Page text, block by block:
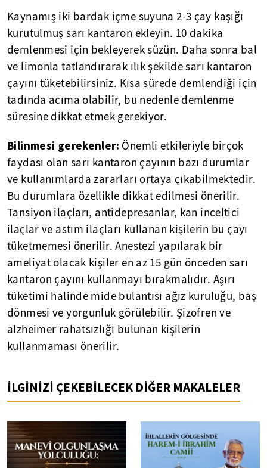
Kaynamış iki bardak içme suyuna 2-3 çay kaşığı
kurutulmuş sarı kantaron ekleyin. 10 dakika
demlenmesi için bekleyerek süzün. Daha sonra bal
ve limonla tatlandırarak ılık şekilde sarı kantaron
çayını tüketebilirsiniz. Kısa sürede demlendiği için
tadında acıma olabilir, bu nedenle demlenme
süresine dikkat etmek gerekiyor.
Bilinmesi gerekenler: Önemli etkileriyle birçok
faydası olan sarı kantaron çayının bazı durumlar
ve kullanımlarda zararları ortaya çıkabilmektedir.
Bu durumlara özellikle dikkat edilmesi önerilir.
Tansiyon ilaçları, antidepresanlar, kan inceltici
ilaçlar ve astım ilaçları kullanan kişilerin bu çayı
tüketmemesi önerilir. Anestezi yapılarak bir
ameliyat olacak kişiler en az 15 gün önceden sarı
kantaron çayını kullanmayı bırakmalıdır. Aşırı
tüketimi halinde mide bulantısı ağız kuruluğu, baş
dönmesi ve yorgunluk görülebilir. Şizofren ve
alzheimer rahatsızlığı bulunan kişilerin
kullanmaması önerilir.
İLGİNİZİ ÇEKEBİLECEK DİĞER MAKALELER